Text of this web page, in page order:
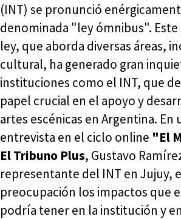
(INT) se pronunció
denominada "ley ómnibus".
ley, que aborda diversas áreas,
cultural, ha generado gran
instituciones como el INT, que
papel crucial en el apoyo y
artes escénicas en Argentina. En
entrevista en el ciclo online "El
El Tribuno Plus, Gustavo
representante del INT en Jujuy,
preocupación los impactos que
podría tener en la institución y